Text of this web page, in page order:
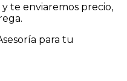
te enviaremos precio,
para tu